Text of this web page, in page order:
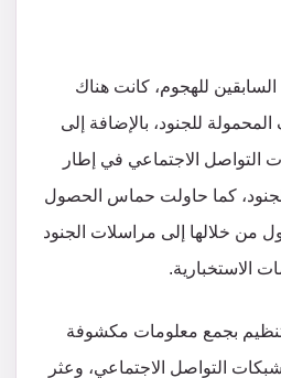
السابقين للهجوم، كانت هناك
للجنود، بالإضافة إلى
التواصل الاجتماعي في إطار
كما حاولت حماس الحصول
من خلالها إلى مراسلات الجنود
الاستخبارية.
بجمع معلومات مكشوفة
التواصل الاجتماعي، وعثر